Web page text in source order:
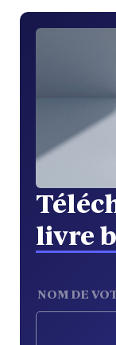
livre
NOM DE